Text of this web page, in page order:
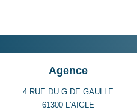
Agence
4 RUE DU G DE GAULLE
61300 L'AIGLE